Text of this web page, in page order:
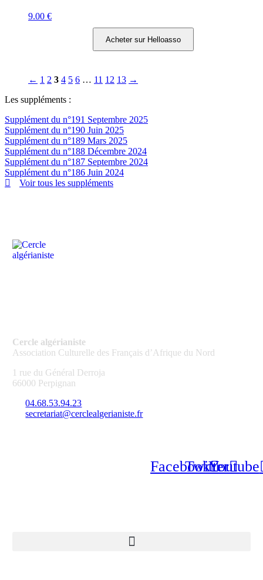
9.00 €
Acheter sur Helloasso
← 1 2 3 4 5 6 … 11 12 13 →
Les suppléments :
Supplément du n°191 Septembre 2025
Supplément du n°190 Juin 2025
Supplément du n°189 Mars 2025
Supplément du n°188 Décembre 2024
Supplément du n°187 Septembre 2024
Supplément du n°186 Juin 2024
Voir tous les suppléments
Cercle algérianiste
Association Culturelle des Français d’Afrique du Nord
1 rue du Général Derroja
66000 Perpignan
04.68.53.94.23
secretariat@cerclealgerianiste.fr
Facebook
TwitterYoutube